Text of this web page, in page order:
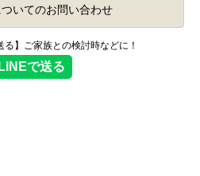
いてのお問い合わせ
る】ご家族との検討時などに！